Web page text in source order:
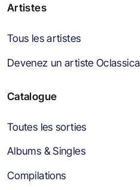
Artistes
Tous les artistes
Devenez un artiste Oclassica
Catalogue
Toutes les sorties
Albums & Singles
Compilations